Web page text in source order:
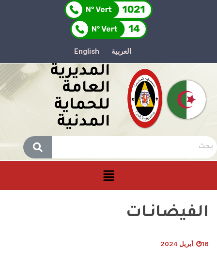
العربية English
المديرية
العامة
للحماية
المدنية
الفيضانـات
16 أبريل 2024